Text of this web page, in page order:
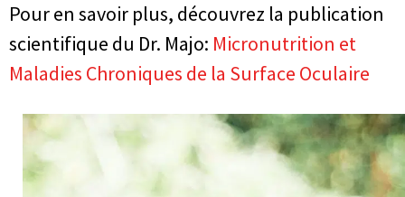
Pour en savoir plus, découvrez la publication
scientifique du Dr. Majo: Micronutrition et
Maladies Chroniques de la Surface Oculaire